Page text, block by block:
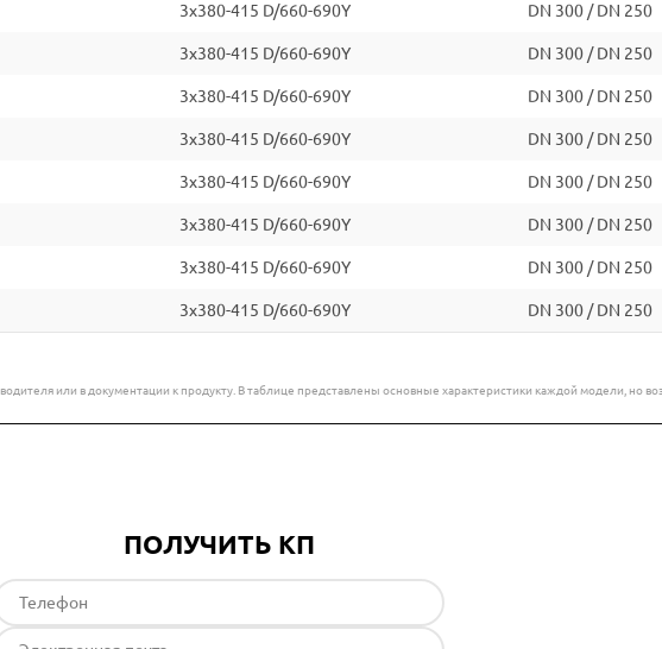
3x380-415 D/660-690Y DN 300 / DN 250
3x380-415 D/660-690Y DN 300 / DN 250
3x380-415 D/660-690Y DN 300 / DN 250
3x380-415 D/660-690Y DN 300 / DN 250
3x380-415 D/660-690Y DN 300 / DN 250
3x380-415 D/660-690Y DN 300 / DN 250
3x380-415 D/660-690Y DN 300 / DN 250
3x380-415 D/660-690Y DN 300 / DN 250
или в документации к продукту. В таблице представлены основные характеристики каждой модели, но
ПОЛУЧИТЬ КП